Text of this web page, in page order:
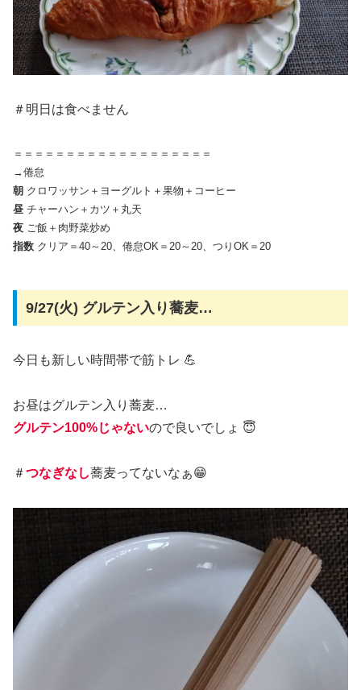
＃明日は食べません
＝＝＝＝＝＝＝＝＝＝＝＝＝＝＝＝＝＝＝
→倦怠
朝 クロワッサン＋ヨーグルト＋果物＋コーヒー
昼 チャーハン＋カツ＋丸天
夜 ご飯＋肉野菜炒め
指数 クリア＝40～20、倦怠OK＝20～20、つりOK＝20
9/27(火) グルテン入り蕎麦…
今日も新しい時間帯で筋トレ 💪
お昼はグルテン入り蕎麦…
グルテン100%じゃないので良いでしょ 😇
＃つなぎなし蕎麦ってないなぁ😁